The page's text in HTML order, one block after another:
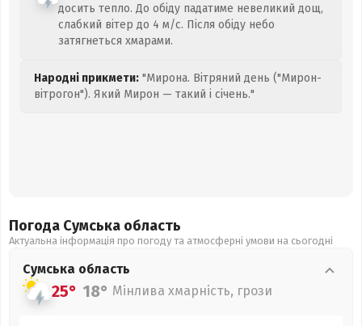
досить тепло. До обіду падатиме невеликий дощ,
слабкий вітер до 4 м/с. Після обіду небо
затягнеться хмарами.
Народні прикмети: "Мирона. Вітряний день ("Мирон-
вітрогон"). Який Мирон — такий і січень."
Погода Сумська область
Актуальна інформація про погоду та атмосферні умови на сьогодні
Сумська область
25° 18° Мінлива хмарність, грози